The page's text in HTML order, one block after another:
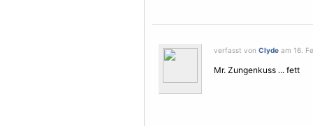
verfasst von Clyde am 16.
Mr. Zungenkuss ... fett